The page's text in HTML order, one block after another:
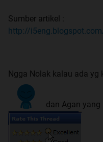
Sumber artikel :
http://
Ngga Nolak kalau ada yg
dan Agan